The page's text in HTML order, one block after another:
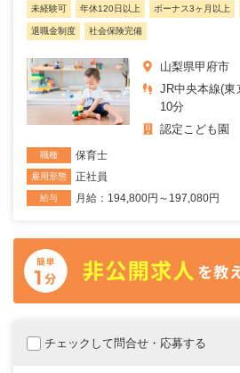
未経験可 年休120日以上 ボーナス3ヶ月以上
退職金制度 社会保険完備
山梨県甲府市
JR中央本線(
10分
認定こども園
職種 保育士
雇用形態 正社員
給与 月給：194,800円～197,080円
チェックして問合せ・応募する